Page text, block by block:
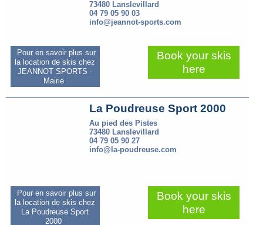
73480 Lanslevillard
04 79 05 90 03
info@jeannot-sports.com
Pour en savoir plus sur
la location de skis chez
JEANNOT SPORTS -
Mairie
Book your skis
here
La Poudreuse Sport 2000
Au pied des Pistes
73480 Lanslevillard
04 79 05 90 27
info@la-poudreuse.com
Pour en savoir plus sur
la location de skis chez
La Poudreuse Sport
2000
Book your skis
here